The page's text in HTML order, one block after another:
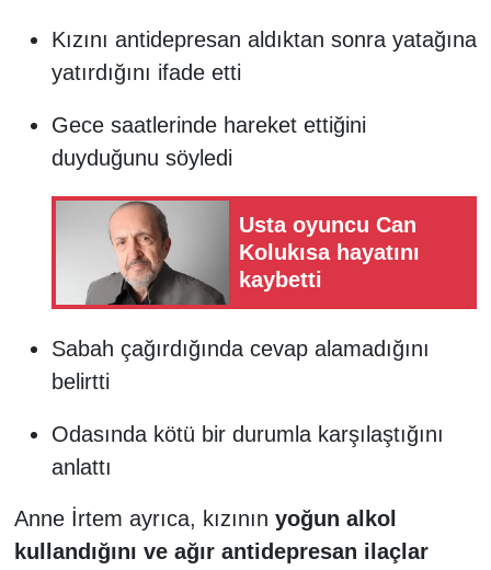
Kızını antidepresan aldıktan sonra yatağına
yatırdığını ifade etti
Gece saatlerinde hareket ettiğini
duyduğunu söyledi
Usta oyuncu Can
Kolukısa hayatını
kaybetti
Sabah çağırdığında cevap alamadığını
belirtti
Odasında kötü bir durumla karşılaştığını
anlattı
Anne İrtem ayrıca, kızının yoğun alkol
kullandığını ve ağır antidepresan ilaçlar